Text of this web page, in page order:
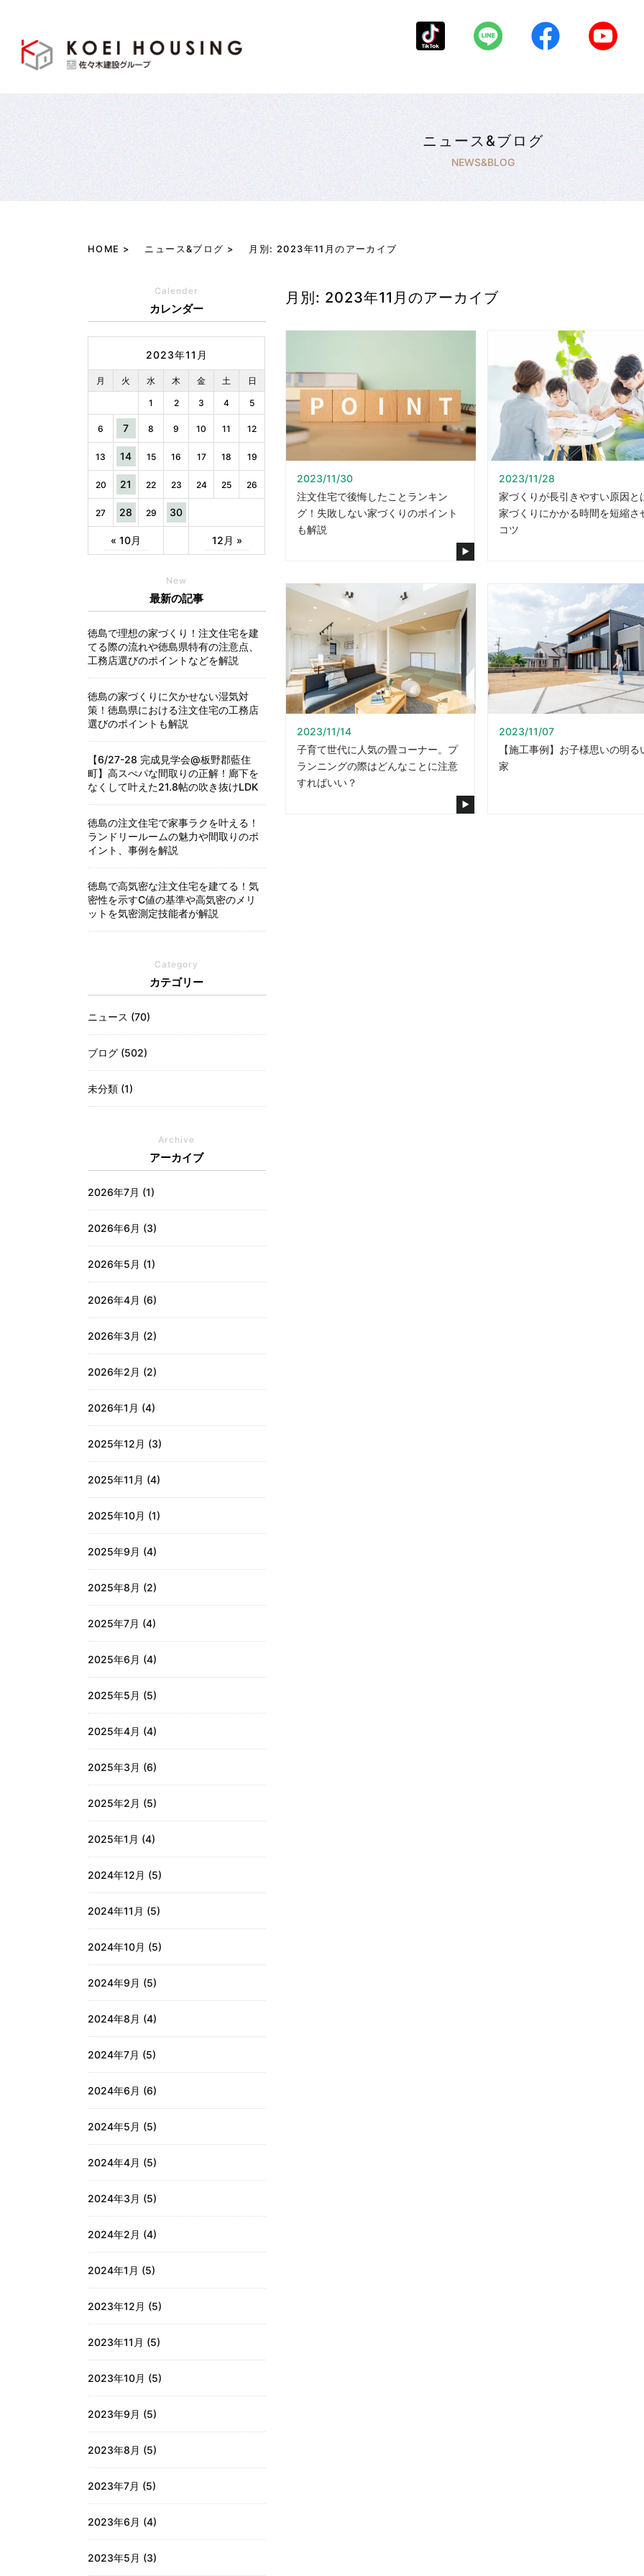
NEWS&BLOG
ニュース&ブログ
HOME ニュース&ブログ 月別: 2023年11月のアーカイブ
月別: 2023年11月のアーカイブ
2023/11/30
注文住宅で後悔したことランキン
グ！失敗しない家づくりのポイント
も解説
2023/11/28
家づくりが長引きやすい原因と
家づくりにかかる時間を短縮さ
コツ
2023/11/14
子育て世代に人気の畳コーナー。プ
ランニングの際はどんなことに注意
すればいい？
2023/11/07
【施工事例】お子様思いの明る
家
Calender
カレンダー
2023年11月
月 火 水 木 金 土 日
« 10月 12月 »
1 2 3 4 5
6 7 8 9 10 11 12
13 14 15 16 17 18 19
20 21 22 23 24 25 26
27 28 29 30
New
最新の記事
徳島で理想の家づくり！注文住宅を建
てる際の流れや徳島県特有の注意点、
工務店選びのポイントなどを解説
徳島の家づくりに欠かせない湿気対
策！徳島県における注文住宅の工務店
選びのポイントも解説
【6/27-28 完成見学会@板野郡藍住
町】高スぺパな間取りの正解！廊下を
なくして叶えた21.8帖の吹き抜けLDK
徳島の注文住宅で家事ラクを叶える！
ランドリールームの魅力や間取りのポ
イント、事例を解説
徳島で高気密な注文住宅を建てる！気
密性を示すC値の基準や高気密のメリ
ットを気密測定技能者が解説
Category
カテゴリー
ニュース (70)
ブログ (502)
未分類 (1)
Archive
アーカイブ
2026年7月 (1)
2026年6月 (3)
2026年5月 (1)
2026年4月 (6)
2026年3月 (2)
2026年2月 (2)
2026年1月 (4)
2025年12月 (3)
2025年11月 (4)
2025年10月 (1)
2025年9月 (4)
2025年8月 (2)
2025年7月 (4)
2025年6月 (4)
2025年5月 (5)
2025年4月 (4)
2025年3月 (6)
2025年2月 (5)
2025年1月 (4)
2024年12月 (5)
2024年11月 (5)
2024年10月 (5)
2024年9月 (5)
2024年8月 (4)
2024年7月 (5)
2024年6月 (6)
2024年5月 (5)
2024年4月 (5)
2024年3月 (5)
2024年2月 (4)
2024年1月 (5)
2023年12月 (5)
2023年11月 (5)
2023年10月 (5)
2023年9月 (5)
2023年8月 (5)
2023年7月 (5)
2023年6月 (4)
2023年5月 (3)